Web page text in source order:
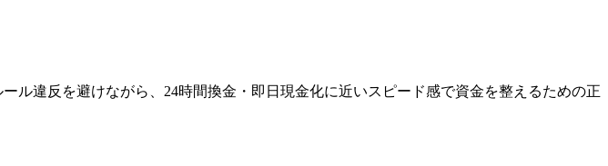
ル違反を避けながら、24時間換金・即日現金化に近いスピード感で資金を整えるための正